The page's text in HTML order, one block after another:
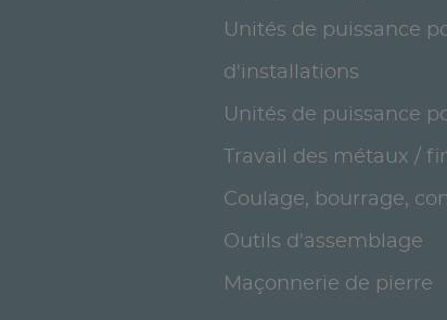
Unités de puissance
d'installations
Unités de puissance
Travail des métaux /
Coulage, bourrage,
Outils d'assemblage
Maçonnerie de pierre